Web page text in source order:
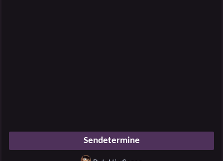
Sendetermine